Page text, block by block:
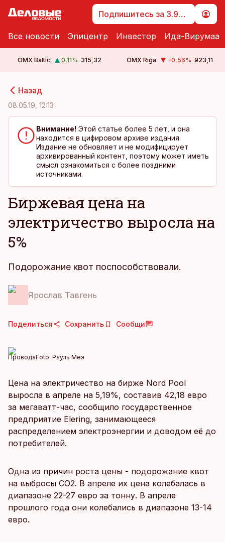
Подпишитесь за 3.99 €
Все новости Эпицентр Инвестор Ида-Вирумаа
OMX Baltic 0,11% 315,32 OMX Riga −0,56% 923,11
Назад
08.05.19, 12:13
Внимание! Этой статье более 5 лет, и она
находится в цифировом архиве издания.
Издание не обновляет и не модифицирует
архивированный контент, поэтому может иметь
смысл ознакомиться с более поздними
источниками.
Биржевая цена на
электричество выросла на
5%
Подорожание квот поспособствовали.
Ярослав Тавгень
Поделиться Сохранить Сообщи
ПроводаFoto: Рауль Меэ
Цена на электричество на бирже Nord Pool
выросла в апреле на 5,19%, составив 42,18 евро
за мегаватт-час, сообщило государственное
предприятие Elering, занимающееся
распределением электроэнергии и доводом её до
потребителей.
Одна из причин роста цены - подорожание квот
на выбросы CO2. В апреле их цена колебалась в
диапазоне 22-27 евро за тонну. В апреле
прошлого года они колебались в диапазоне 13-14
евро.